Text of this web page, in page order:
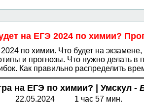
на ЕГЭ 2024 по химии?
по химии. Что будет на экзамене,
и прогнозы. Что нужно делать в
Как правильно распределить
на ЕГЭ по химии? | Умскул -
22.05.2024 1 час 57 мин.